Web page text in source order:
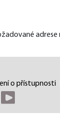
adrese
o přístupnosti